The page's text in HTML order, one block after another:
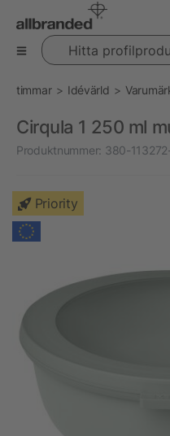
Hitta profilprodukter
timmar Idévärld
Cirqula 1 250 ml
Produktnummer: 380-
Priority